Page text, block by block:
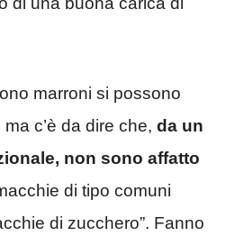
marroni si possono
c’è da dire che, da un
non sono affatto
di tipo comuni
di zucchero”. Fanno